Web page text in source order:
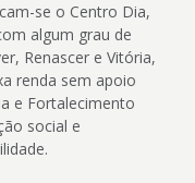
se o Centro Dia,
algum grau de
Renascer e Vitória,
renda sem apoio
e Fortalecimento
social e